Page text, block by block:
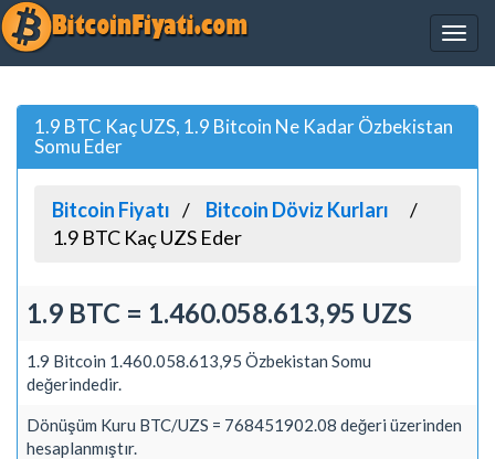
1.9 BTC Kaç UZS, 1.9 Bitcoin Ne Kadar Özbekistan
Somu Eder
Bitcoin Fiyatı
Bitcoin Döviz Kurları
1.9 BTC Kaç UZS Eder
1.9 BTC = 1.460.058.613,95 UZS
1.9 Bitcoin 1.460.058.613,95 Özbekistan Somu
değerindedir.
Dönüşüm Kuru BTC/UZS = 768451902.08 değeri üzerinden
hesaplanmıştır.